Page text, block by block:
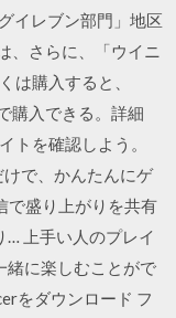
イレブン部門」地区
、さらに、「ウイニ
は購入すると、
購入できる。詳細
トを確認しよう。
で、かんたんにゲ
で盛り上がりを共有
… 上手い人のプレイ
緒に楽しむことがで
をダウンロード フ